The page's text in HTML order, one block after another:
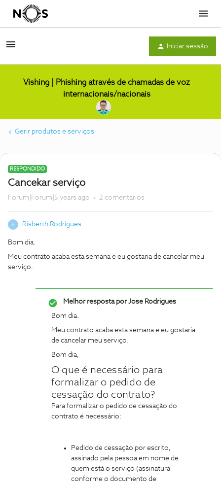
Menu
Iniciar sessão
Vishing | Phishing através de chamadas de voz
internacionais/nacionais
Gerir produtos e serviços
RESPONDIDO
Cancekar serviço
Forum|Forum|5 years ago 2 comentários
R Risberth Rodrigues
Bom dia.
Meu contrato acaba esta semana e eu gostaria de cancelar meu
serviço.
Melhor resposta porJose Rodrigues
Bom dia.
Meu contrato acaba esta semana e eu gostaria
de cancelar meu serviço.
Bom dia,
O que é necessário para
formalizar o pedido de
cessação do contrato?
Para formalizar o pedido de cessação do
contrato é necessário:
Pedido de cessação por escrito,
assinado pela pessoa em nome de
quem está o serviço (assinatura
conforme o documento de